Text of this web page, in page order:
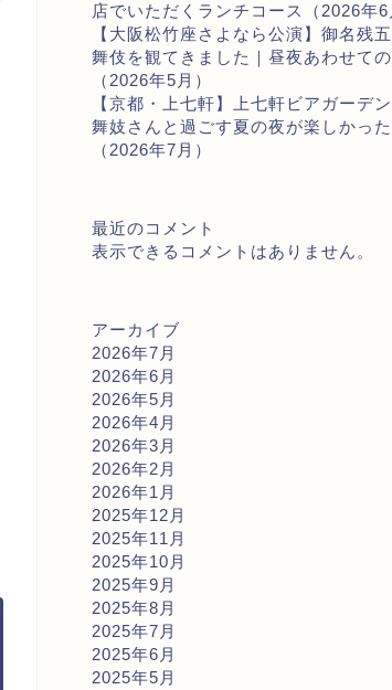
店でいただくランチコース（2026年6
【大阪松竹座さよなら公演】御名残
舞伎を観てきました｜昼夜あわせて
（2026年5月）
【京都・上七軒】上七軒ビアガーデ
舞妓さんと過ごす夏の夜が楽しかっ
（2026年7月）
最近のコメント
表示できるコメントはありません。
アーカイブ
2026年7月
2026年6月
2026年5月
2026年4月
2026年3月
2026年2月
2026年1月
2025年12月
2025年11月
2025年10月
2025年9月
2025年8月
2025年7月
2025年6月
2025年5月